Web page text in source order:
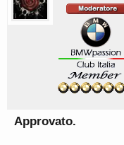
Approvato.